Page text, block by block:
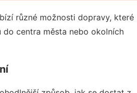
různé možnosti dopravy, které
do centra města nebo okolních